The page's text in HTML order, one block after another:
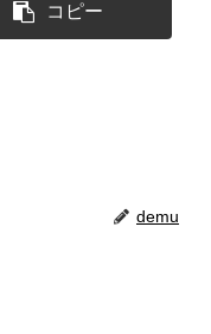
コピー
demu